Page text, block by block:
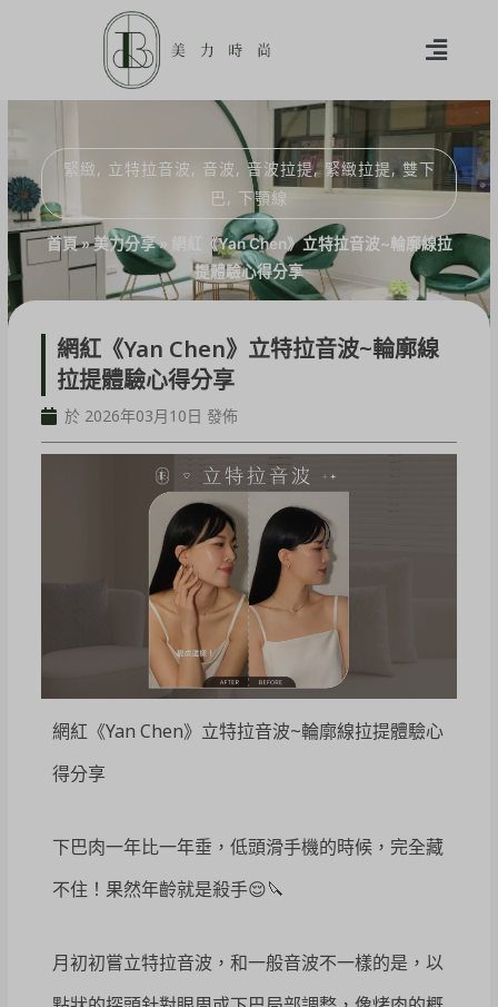
緊緻, 立特拉音波, 音波, 音波拉提, 緊緻拉提, 雙下
巴, 下顎線
首頁»美力分享» 網紅《Yan Chen》立特拉音波~輪廓線拉
提體驗心得分享
網紅《Yan Chen》立特拉音波~輪廓線
拉提體驗心得分享
於 2026年03月10日 發佈
網紅《Yan Chen》立特拉音波~輪廓線拉提體驗心
得分享
下巴肉一年比一年垂，低頭滑手機的時候，完全藏
不住！果然年齡就是殺手😌🔪
月初初嘗立特拉音波，和一般音波不一樣的是，以